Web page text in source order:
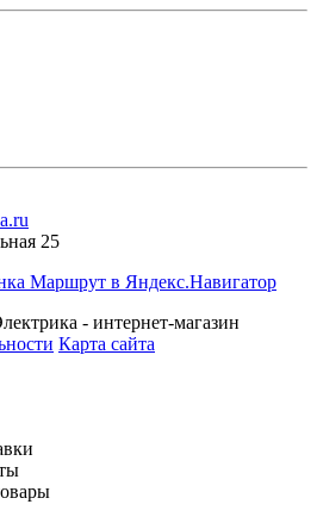
25
Маршрут в Яндекс.Навигатор
- интернет-магазин
Карта сайта